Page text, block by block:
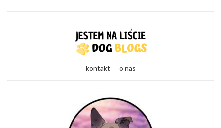
kontakt o nas